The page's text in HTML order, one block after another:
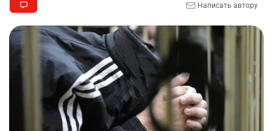
Написать автору